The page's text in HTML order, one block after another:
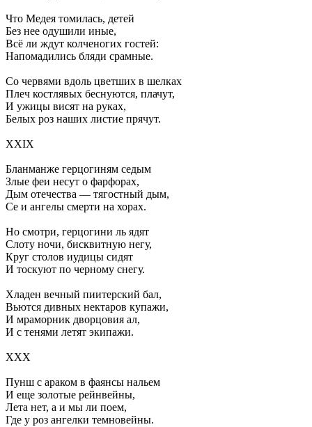
Что Медея томилась, детей
Без нее одушили иные,
Всё ли ждут колченогих гостей:
Напомадились бляди срамные.
Со червями вдоль цветших в шелках
Плеч костлявых беснуются, плачут,
И ужицы висят на руках,
Белых роз наших листие прячут.
XXIX
Бланманже герцогиням седым
Злые феи несут о фарфорах,
Дым отечества — тягостный дым,
Се и ангелы смерти на хорах.
Но смотри, герцогини ль ядят
Слоту ночи, бисквитную негу,
Круг столов иудицы сидят
И тоскуют по черному снегу.
Хладен вечный пиитерский бал,
Вьются дивных нектаров купажи,
И мраморник дворцовия ал,
И с тенями летят экипажи.
XXX
Пунш с араком в фаянсы нальем
И еще золотые рейнвейны,
Лета нет, а и мы ли поем,
Где у роз ангелки темновейны.